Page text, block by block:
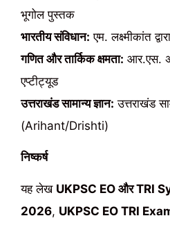
भूगोल पुस्तक
भारतीय संविधान: एम. लक्ष्मीकांत
गणित और तार्किक क्षमता: आर.एस.
एप्टीट्यूड
उत्तराखंड सामान्य ज्ञान: उत्तराखंड
(Arihant/Drishti)
निष्कर्ष
यह लेख UKPSC EO और TRI
2026, UKPSC EO TRI